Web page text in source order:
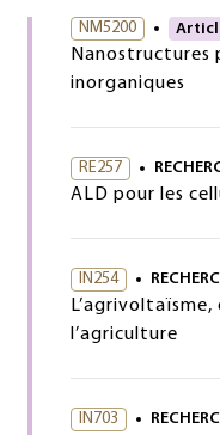
NM5200
Nanostructures
inorganiques
RE257
ALD pour les
IN254
l’agriculture
IN703